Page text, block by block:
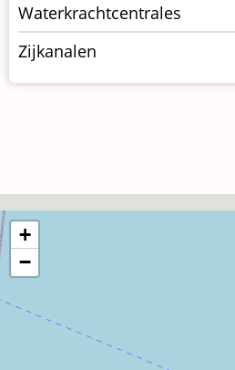
Waterkrachtcentrales
Zijkanalen
+
−